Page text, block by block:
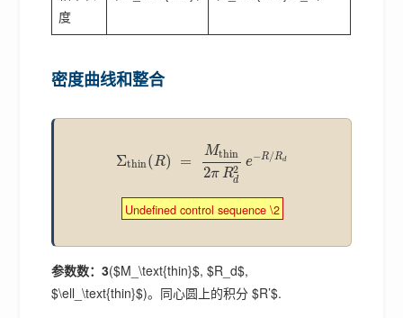
度
密度曲线和整合
Σthin(R) =
Mthin
2π R2
d
e−R/Rd
Undefined control sequence \2
参数数：3($M_\text{thin}$, $R_d$,
$\ell_\text{thin}$)。同心圆上的积分 $R’$.